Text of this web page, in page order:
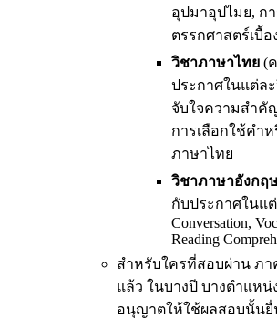
อุปมาอุปไมย, ก
ตรรกศาสตร์เบื้อ
วิชาภาษาไทย (
ประกาศในแต่ล
จับใจความสำคั
การเลือกใช้คำ
ภาษาไทย
วิชาภาษาอังกฤ
กับประกาศในแ
Conversation,
Reading
สำหรับใครที่สอบผ่าน ภา
แล้ว ในบางปี บางตำแหน่
อนุญาตให้ใช้ผลสอบนั้นยื่